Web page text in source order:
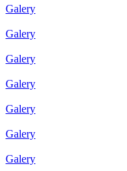
Galery
Galery
Galery
Galery
Galery
Galery
Galery